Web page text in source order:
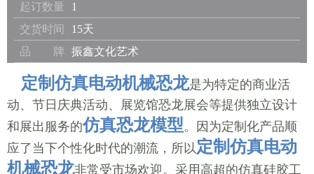
起订数量
1
交货时间
15天
品 牌
振鑫文化艺术
定制仿真电动机械恐龙是为特定的商业活
动、节日庆典活动、展览馆恐龙展会等提供独立设计
和展出服务的仿真恐龙模型。因为定制化产品顺
应了当下个性化时代的潮流，所以定制仿真电动
机械恐龙非常受市场欢迎。采用高超的仿真硅胶工